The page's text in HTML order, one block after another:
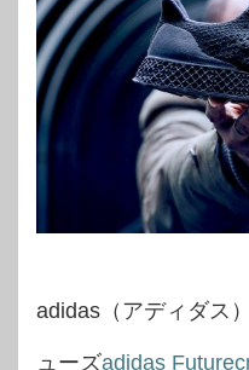
adidas（アディダス
ューズadidas